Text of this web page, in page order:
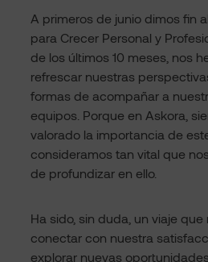
A primeros de junio dimos fin
para Crecer Personal y
de los últimos 10 meses, nos
refrescar nuestras
formas de acompañar a
equipos. Porque en Askora,
valorado la importancia de
consideramos tan vital que
de profundizar en ello.
Ha sido, sin duda, un viaje
conectar con nuestra
explorar nuevas